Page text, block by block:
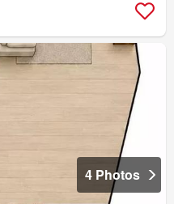
4 Photos